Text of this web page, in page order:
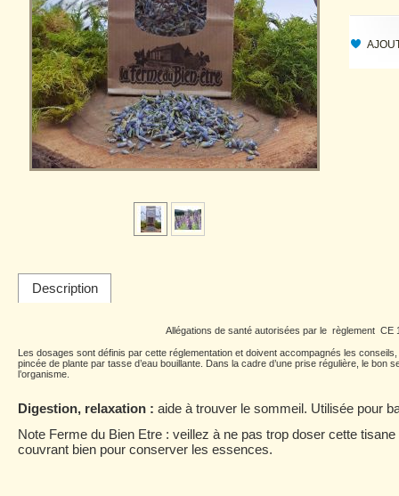
Description
Allégations de santé autorisées par le règlement CE
Les dosages sont définis par cette réglementation et doivent accompagnés les
pincée de plante par tasse d’eau bouillante. Dans la cadre d’une prise régulière, le
l’organisme.
Digestion, relaxation : aide à trouver le sommeil. Utilisée pour
Note Ferme du Bien Etre : veillez à ne pas trop doser cette
couvrant bien pour conserver les essences.